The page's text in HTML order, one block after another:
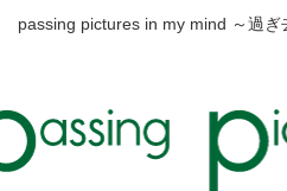
passing pictures in my mind ～過